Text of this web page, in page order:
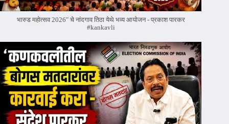
भारुड महोत्सव 2026" चे नांदगाव तिठा येथे भव्य आयोजन - प्रकाश पारकर
#kankavli